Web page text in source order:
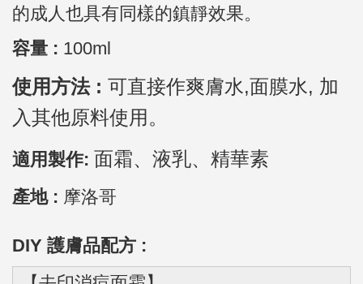
的成人也具有同樣的鎮靜效果。
容量 : 100ml
使用方法 : 可直接作爽膚水,面膜水, 加
入其他原料使用。
適用製作: 面霜、液乳、精華素
產地 : 摩洛哥
DIY 護膚品配方 :